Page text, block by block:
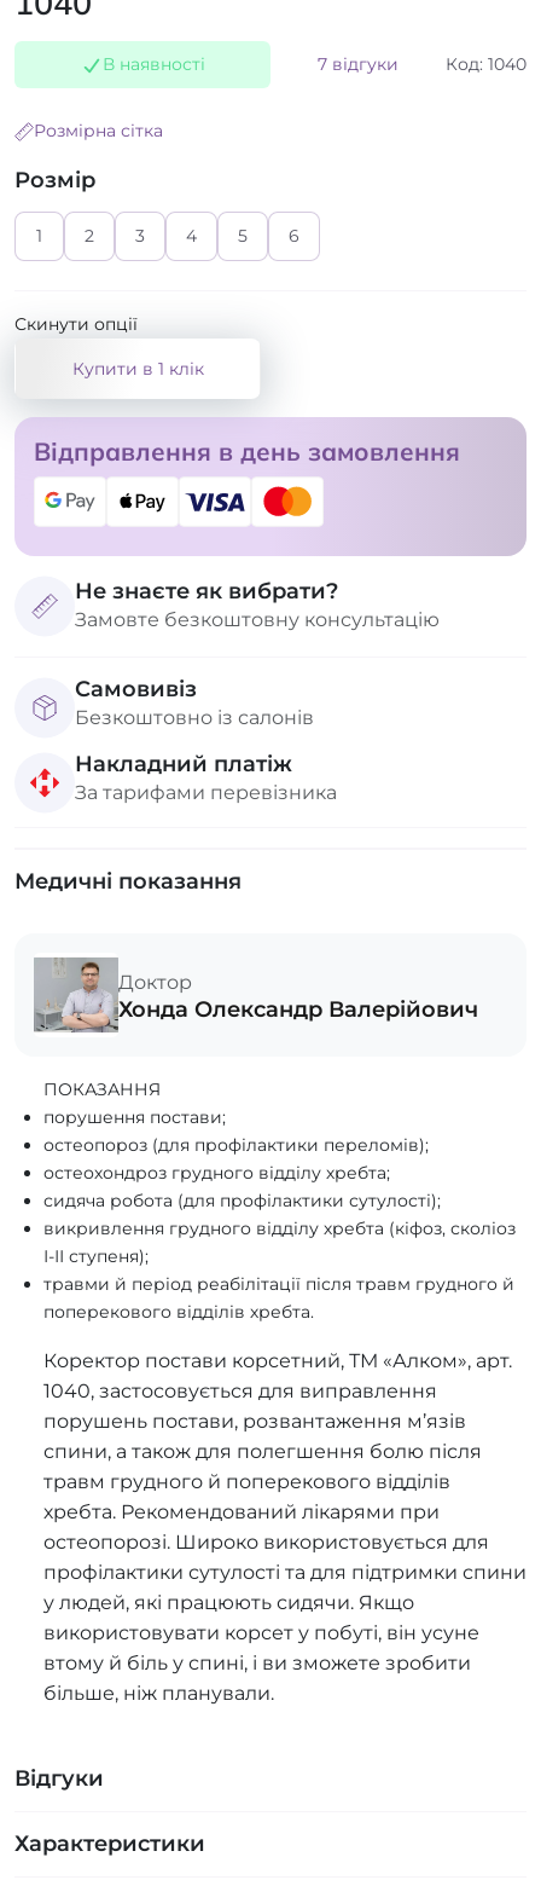
В наявності 7 відгуки Код: 1040
Розмірна сітка
Розмір
1 2 3 4 5 6
Скинути опції
Купити в 1 клік
Відправлення в день замовлення
Не знаєте як вибрати?
Замовте безкоштовну консультацію
Самовивіз
Безкоштовно із салонів
Накладний платіж
За тарифами перевізника
Медичні показання
Доктор
Хонда Олександр Валерійович
ПОКАЗАННЯ
порушення постави;
остеопороз (для профілактики переломів);
остеохондроз грудного відділу хребта;
сидяча робота (для профілактики сутулості);
викривлення грудного відділу хребта (кіфоз, сколіоз
І-ІІ ступеня);
травми й період реабілітації після травм грудного й
поперекового відділів хребта.
Коректор постави корсетний, ТМ «Алком», арт.
1040, застосовується для виправлення
порушень постави, розвантаження м’язів
спини, а також для полегшення болю після
травм грудного й поперекового відділів
хребта. Рекомендований лікарями при
остеопорозі. Широко використовується для
профілактики сутулості та для підтримки спини
у людей, які працюють сидячи. Якщо
використовувати корсет у побуті, він усуне
втому й біль у спині, і ви зможете зробити
більше, ніж планували.
Відгуки
Характеристики